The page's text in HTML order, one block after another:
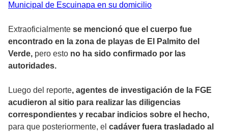
Municipal de Escuinapa en su domicilio
Extraoficialmente se mencionó que el cuerpo fue
encontrado en la zona de playas de El Palmito del
Verde, pero esto no ha sido confirmado por las
autoridades.
Luego del reporte, agentes de investigación de la FGE
acudieron al sitio para realizar las diligencias
correspondientes y recabar indicios sobre el hecho,
para que posteriormente, el cadáver fuera trasladado al